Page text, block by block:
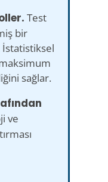
Test
bir
İstatistiksel
sağlar.
ve